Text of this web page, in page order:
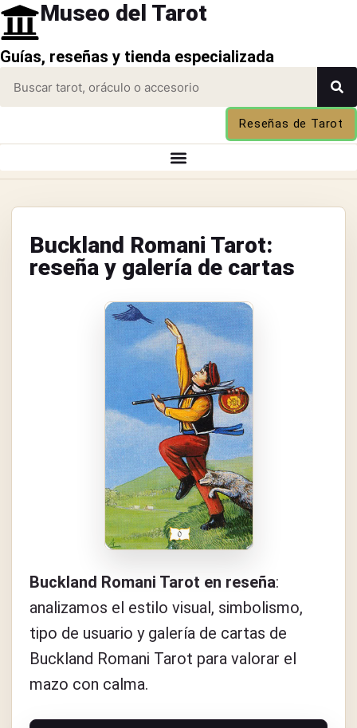
Museo del Tarot
Guías, reseñas y tienda especializada
Reseñas de Tarot
Buckland Romani Tarot:
reseña y galería de cartas
Buckland Romani Tarot en reseña:
analizamos el estilo visual, simbolismo,
tipo de usuario y galería de cartas de
Buckland Romani Tarot para valorar el
mazo con calma.